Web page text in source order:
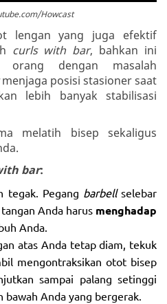
Howcast
lengan yang juga efektif
curls with bar, bahkan ini
dengan masalah
menjaga posisi stasioner saat
lebih banyak stabilisasi
melatih bisep sekaligus
bar:
tegak. Pegang barbellselebar
Anda harus menghadap
Anda.
atas Anda tetap diam, tekuk
mengontraksikan otot bisep
sampai palang setinggi
bawah Anda yang bergerak.